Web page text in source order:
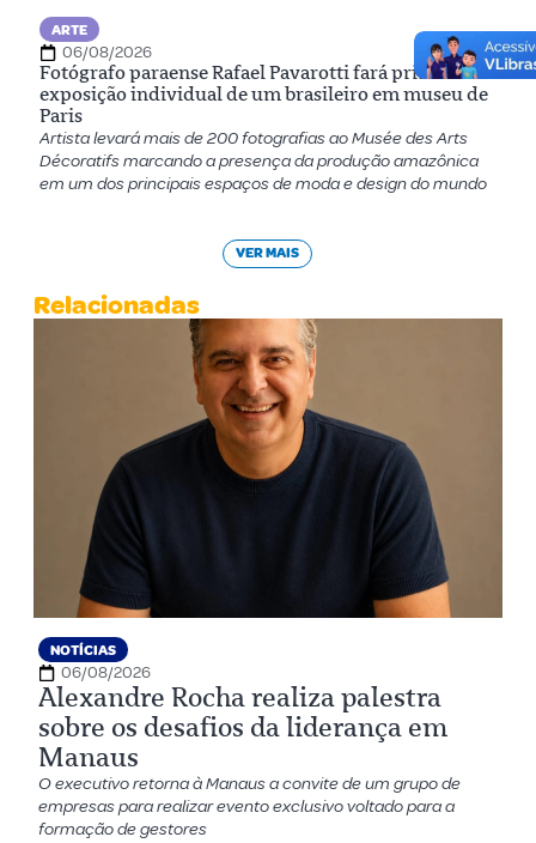
ARTE
06/08/2026
Fotógrafo paraense Rafael Pavarotti fará primeira
exposição individual de um brasileiro em museu de
Paris
Artista levará mais de 200 fotografias ao Musée des Arts
Décoratifs marcando a presença da produção amazônica
em um dos principais espaços de moda e design do mundo
VER MAIS
Relacionadas
NOTÍCIAS
06/08/2026
Alexandre Rocha realiza palestra
sobre os desafios da liderança em
Manaus
O executivo retorna à Manaus a convite de um grupo de
empresas para realizar evento exclusivo voltado para a
formação de gestores